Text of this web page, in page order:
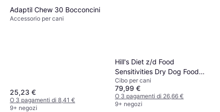
Adaptil Chew 30 Bocconcini
Accessorio per cani
25,23 €
O 3 pagamenti di 8,41 €
9+ negozi
Hill's Diet z/d Food
Sensitivities Dry Dog Food
10kg
Cibo per cani
79,99 €
O 3 pagamenti di 26,66 €
9+ negozi